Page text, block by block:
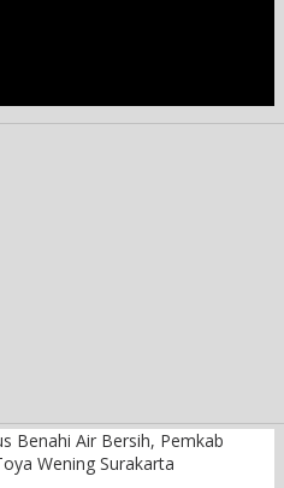
Benahi Air Bersih, Pemkab
Wening Surakarta